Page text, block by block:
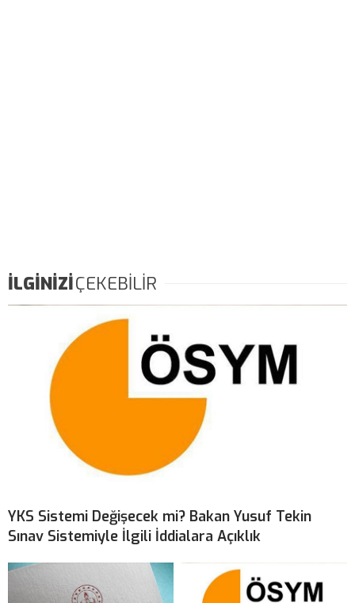
İLGİNİZİÇEKEBİLİR
YKS Sistemi Değişecek mi? Bakan Yusuf Tekin
Sınav Sistemiyle İlgili İddialara Açıklık